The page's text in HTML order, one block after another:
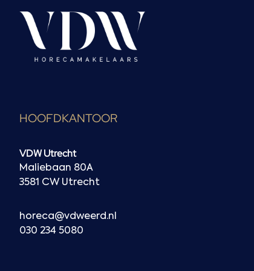
HOOFDKANTOOR
VDW Utrecht
Maliebaan 80A
3581 CW Utrecht
horeca@vdweerd.nl
030 234 5080